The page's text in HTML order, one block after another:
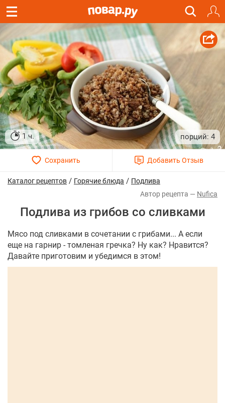
1 ч. 4
Каталог рецептов / Горячие блюда / Подлива
Nufica
Подлива из грибов со сливками
Мясо под сливками в сочетании с грибами... А если
еще на гарнир - томленая гречка? Ну как? Нравится?
Давайте приготовим и убедимся в этом!